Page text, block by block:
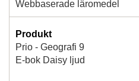
Webbaserade läromedel
Produkt
Prio - Geografi 9
E-bok Daisy ljud